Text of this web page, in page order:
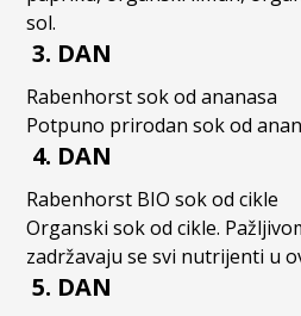
sol.
3. DAN
Rabenhorst sok od ananasa
Potpuno prirodan sok od
4. DAN
Rabenhorst BIO sok od cikle
Organski sok od cikle.
zadržavaju se svi nutrijenti u
5. DAN